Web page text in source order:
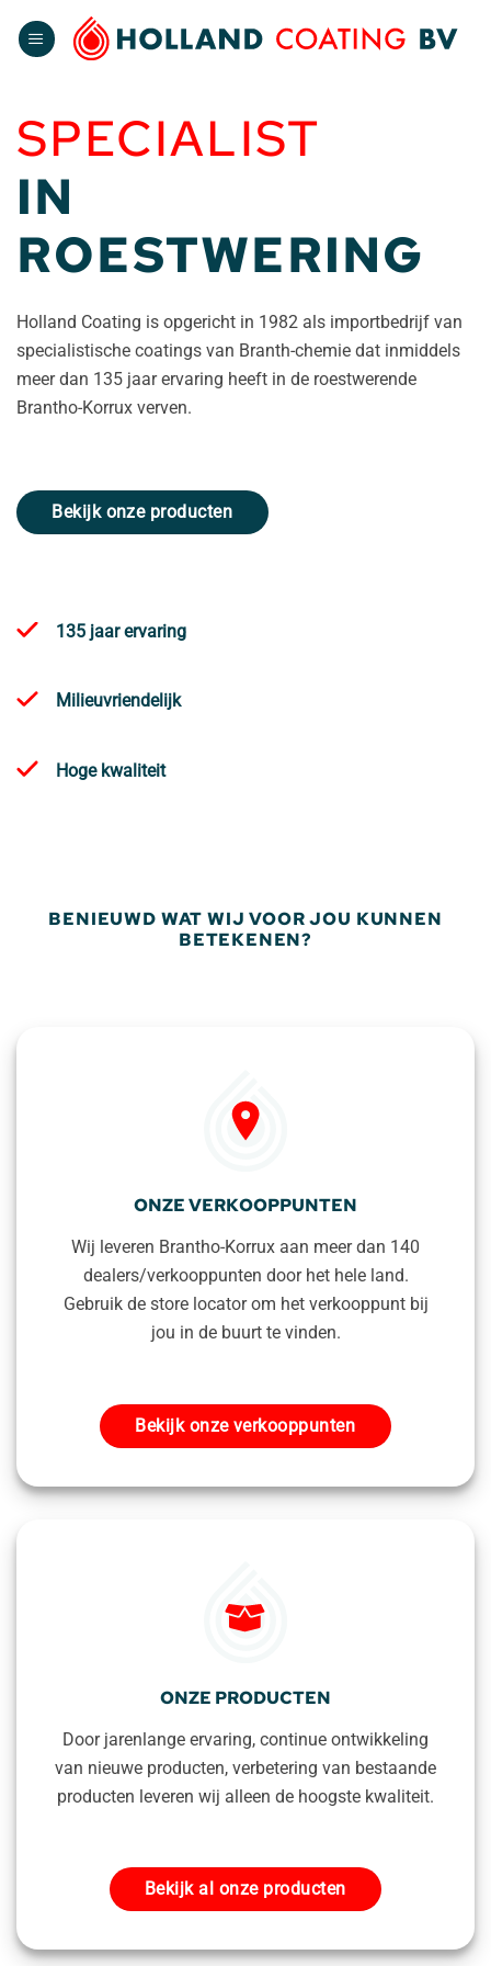
naar
SPECIALIST
IN
ROESTWERING
Holland Coating is opgericht in 1982 als importbedrijf van
specialistische coatings van Branth-chemie dat inmiddels
meer dan 135 jaar ervaring heeft in de roestwerende
Brantho-Korrux verven.
Bekijk onze producten
135 jaar ervaring
Milieuvriendelijk
Hoge kwaliteit
BENIEUWD WAT WIJ VOOR JOU KUNNEN
BETEKENEN?
ONZE VERKOOPPUNTEN
Wij leveren Brantho-Korrux aan meer dan 140
dealers/verkooppunten door het hele land.
Gebruik de store locator om het verkooppunt bij
jou in de buurt te vinden.
Bekijk onze verkooppunten
ONZE PRODUCTEN
Door jarenlange ervaring, continue ontwikkeling
van nieuwe producten, verbetering van bestaande
producten leveren wij alleen de hoogste kwaliteit.
Bekijk al onze producten